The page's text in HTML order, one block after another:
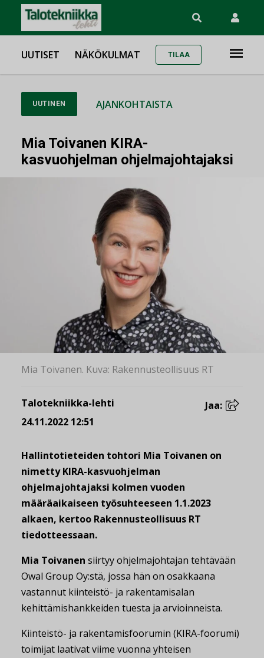
UUTISET NÄKÖKULMAT TILAA
UUTINEN AJANKOHTAISTA
Mia Toivanen KIRA-
kasvuohjelman ohjelmajohtajaksi
Mia Toivanen. Kuva: Rakennusteollisuus RT
Talotekniikka-lehti
24.11.2022 12:51
Jaa:
Hallintotieteiden tohtori Mia Toivanen on
nimetty KIRA-kasvuohjelman
ohjelmajohtajaksi kolmen vuoden
määräaikaiseen työsuhteeseen 1.1.2023
alkaen, kertoo Rakennusteollisuus RT
tiedotteessaan.
Mia Toivanen siirtyy ohjelmajohtajan tehtävään
Owal Group Oy:stä, jossa hän on osakkaana
vastannut kiinteistö- ja rakentamisalan
kehittämishankkeiden tuesta ja arvioinneista.
Kiinteistö- ja rakentamisfoorumin (KIRA-foorumi)
toimijat laativat viime vuonna yhteisen